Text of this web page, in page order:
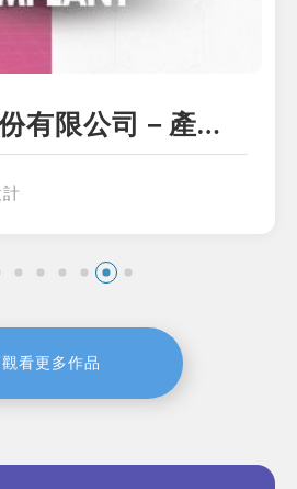
帝歐科技股份有限公司－產品型錄網站設計
觀看更多作品